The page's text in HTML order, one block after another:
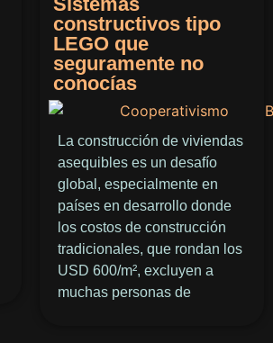
constructivos tipo
LEGO que
seguramente no
conocías
La construcción de viviendas
asequibles es un desafío
global, especialmente en
países en desarrollo donde
los costos de construcción
tradicionales, que rondan los
USD 600/m², excluyen a
muchas personas de